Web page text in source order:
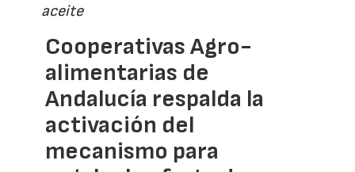
aceite
Cooperativas Agro-
alimentarias de
Andalucía respalda la
activación del
mecanismo para